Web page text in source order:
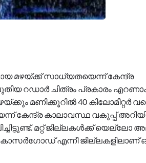
മഴയ്‌ക്ക് സാധ്യതയെന്ന് കേന്ദ്ര
പുതിയ റഡാർ ചിത്രം പ്രകാരം
മണിക്കൂറിൽ 40 കിലോമീറ്റർ
കേന്ദ്ര കാലാവസ്ഥ വകുപ്പ്
മറ്റ് ജില്ലകൾക്ക് യെല്ലോ
കാസർഗോഡ് എന്നീ